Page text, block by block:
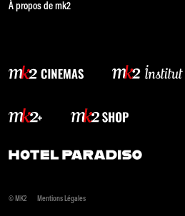
À propos de mk2
© MK2 Mentions Légales